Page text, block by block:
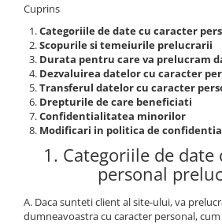
Grupuri conice
Convertizoare
Cruce cardan
Disc frictiune
Roti
Roti teren accidentat
Roti non-marking
Janta
Piese John Deere
Piese ZF
Piese Vapormatic
Piese utilaje Fendt
Piese Case IH
Piese Dana Spicer
Filtre Hifi
Piese Bobcat
Cuprins
Categoriile de date cu caracter
Scopurile si temeiurile prelucrarii
Durata pentru care va prelucram
Dezvaluirea datelor cu caracter
Transferul datelor cu caracter
Drepturile de care beneficiati
Confidentialitatea minorilor
Modificari in politica de
1. Categoriile de date
personal
A. Daca sunteti client al site-ului, va
dumneavoastra cu caracter personal,